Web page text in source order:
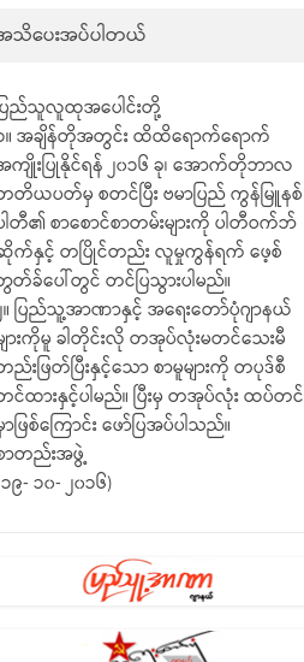
သိပေးအပ်ပါတယ်
ြည်သူလူထုအပေါင်းတို့
။ အချိန်တိုအတွင်း ထိထိရောက်ရောက်
ကျိုးပြုနိုင်ရန် ၂၀၁၆ ခု၊ အောက်တိုဘာလ
တိယပတ်မှ စတင်ပြီး ဗမာပြည် ကွန်မြူနစ်
ါတီ၏ စာစောင်စာတမ်းများကို ပါတီဝက်ဘ်
က်နှင့် တပြိုင်တည်း လူမှုကွန်ရက် ဖေ့စ်
တ်ခ်ပေါ်တွင် တင်ပြသွားပါမည်။
။ ပြည်သူ့အာဏာနှင့် အရေးတော်ပုံဂျာနယ်
ျားကိုမူ ခါတိုင်းလို တအုပ်လုံးမတင်သေးမီ
ည်းဖြတ်ပြီးနှင့်သော စာမူများကို တပုဒ်စီ
င်ထားနှင့်ပါမည်။ ပြီးမှ တအုပ်လုံး ထပ်တင်
ာဖြစ်ကြောင်း ဖော်ပြအပ်ပါသည်။
ာတည်းအဖွဲ့
၉- ၁၀- ၂၀၁၆)